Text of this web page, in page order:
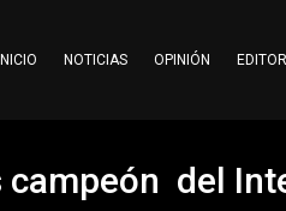
INICIO NOTICIAS OPINIÓN
del